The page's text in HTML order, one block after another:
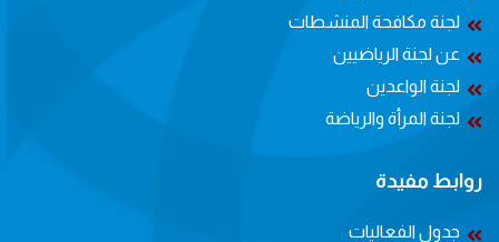
لجنة مكافحة المنشطات
عن لجنة الرياضيين
لجنة الواعدين
لجنة المرأة والرياضة
روابط مفيدة
جدول الفعاليات